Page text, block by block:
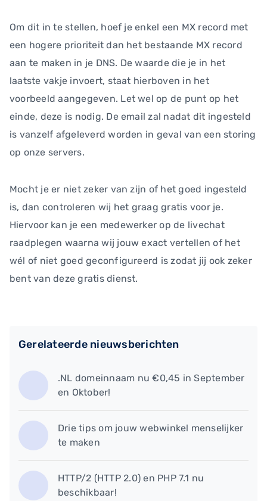
Om dit in te stellen, hoef je enkel een MX record met
een hogere prioriteit dan het bestaande MX record
aan te maken in je DNS. De waarde die je in het
laatste vakje invoert, staat hierboven in het
voorbeeld aangegeven. Let wel op de punt op het
einde, deze is nodig. De email zal nadat dit ingesteld
is vanzelf afgeleverd worden in geval van een storing
op onze servers.
Mocht je er niet zeker van zijn of het goed ingesteld
is, dan controleren wij het graag gratis voor je.
Hiervoor kan je een medewerker op de livechat
raadplegen waarna wij jouw exact vertellen of het
wél of niet goed geconfigureerd is zodat jij ook zeker
bent van deze gratis dienst.
Gerelateerde nieuwsberichten
.NL domeinnaam nu €0,45 in September
en Oktober!
​Drie tips om jouw webwinkel menselijker
te maken
HTTP/2 (HTTP 2.0) en PHP 7.1 nu
beschikbaar!